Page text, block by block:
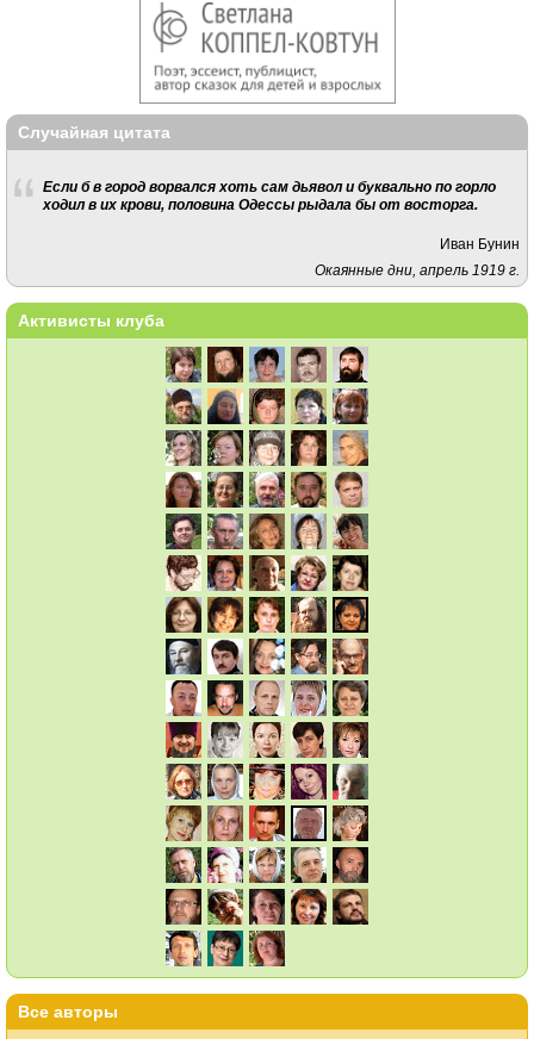
Случайная цитата
Если б в город ворвался хоть сам дьявол и буквально по горло
ходил в их крови, половина Одессы рыдала бы от восторга.
Иван Бунин
Окаянные дни, апрель 1919 г.
Активисты клуба
Все авторы